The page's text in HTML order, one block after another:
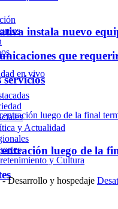
instala nuevo
que
servicios
luego de la
en vivo
y Actualidad
y Cultura
Desarrollo y hospedaje